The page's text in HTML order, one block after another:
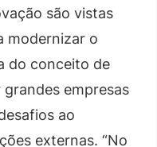
são vistas
modernizar o
do conceito de
empresas
ao
externas. “No